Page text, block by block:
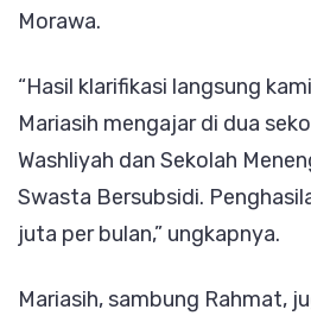
Morawa.
“Hasil klarifikasi langsung
Mariasih mengajar di dua
Washliyah dan Sekolah
Swasta Bersubsidi.
juta per bulan,” ungkapnya.
Mariasih, sambung Rahmat,